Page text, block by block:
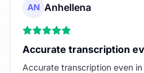
AN Anhellena
Accurate transcription
Accurate transcription even